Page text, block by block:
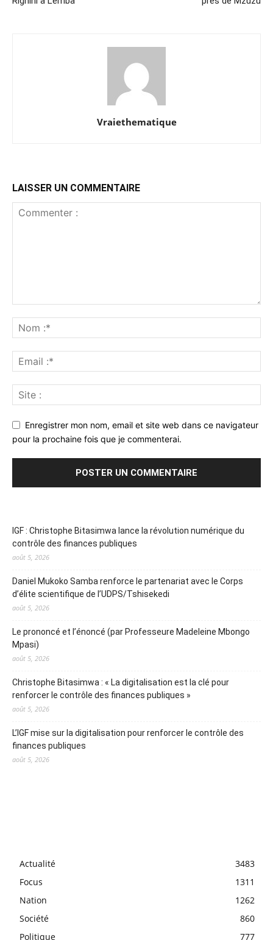
Vraiethematique
LAISSER UN COMMENTAIRE
Enregistrer mon nom, email et site web dans ce navigateur
pour la prochaine fois que je commenterai.
IGF : Christophe Bitasimwa lance la révolution numérique du
contrôle des finances publiques
août 5, 2026
Daniel Mukoko Samba renforce le partenariat avec le Corps
d’élite scientifique de l’UDPS/Tshisekedi
août 5, 2026
Le prononcé et l’énoncé (par Professeure Madeleine Mbongo
Mpasi)
août 5, 2026
Christophe Bitasimwa : « La digitalisation est la clé pour
renforcer le contrôle des finances publiques »
août 5, 2026
L’IGF mise sur la digitalisation pour renforcer le contrôle des
finances publiques
août 5, 2026
Actualité
3483
Focus
1311
Nation
1262
Société
860
Politique
777